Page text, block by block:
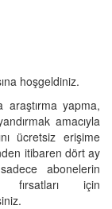
hoşgeldiniz.
araştırma yapma,
amacıyla
ücretsiz erişime
itibaren dört ay
abonelerin
fırsatları için